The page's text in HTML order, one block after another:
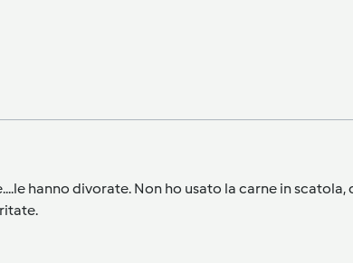
hanno divorate. Non ho usato la carne in scatola,